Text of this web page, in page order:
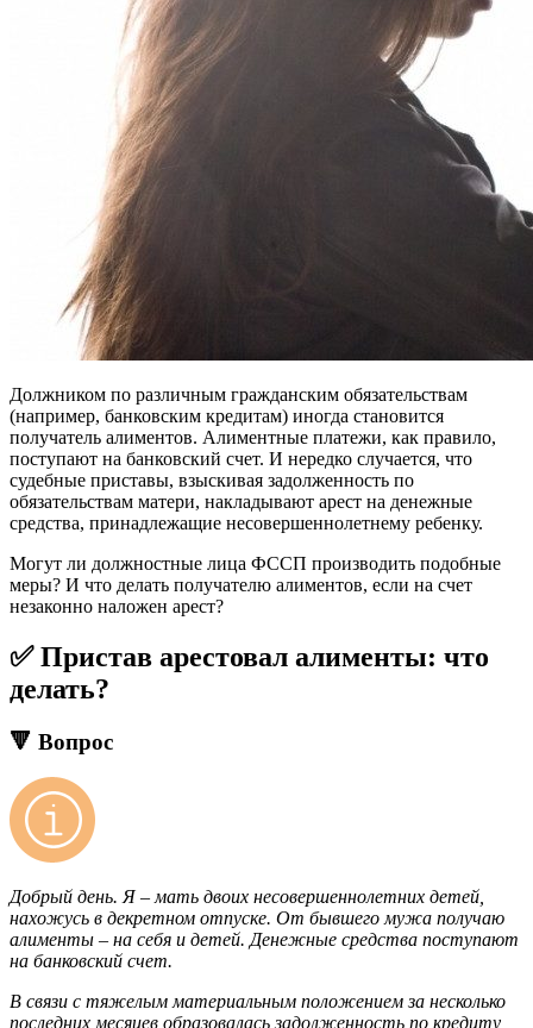
Должником по различным гражданским обязательствам
(например, банковским кредитам) иногда становится
получатель алиментов. Алиментные платежи, как правило,
поступают на банковский счет. И нередко случается, что
судебные приставы, взыскивая задолженность по
обязательствам матери, накладывают арест на денежные
средства, принадлежащие несовершеннолетнему ребенку.
Могут ли должностные лица ФССП производить подобные
меры? И что делать получателю алиментов, если на счет
незаконно наложен арест?
✅ Пристав арестовал алименты: что
делать?
🔻 Вопрос
Добрый день. Я – мать двоих несовершеннолетних детей,
нахожусь в декретном отпуске. От бывшего мужа получаю
алименты – на себя и детей. Денежные средства поступают
на банковский счет.
В связи с тяжелым материальным положением за несколько
последних месяцев образовалась задолженность по кредиту,